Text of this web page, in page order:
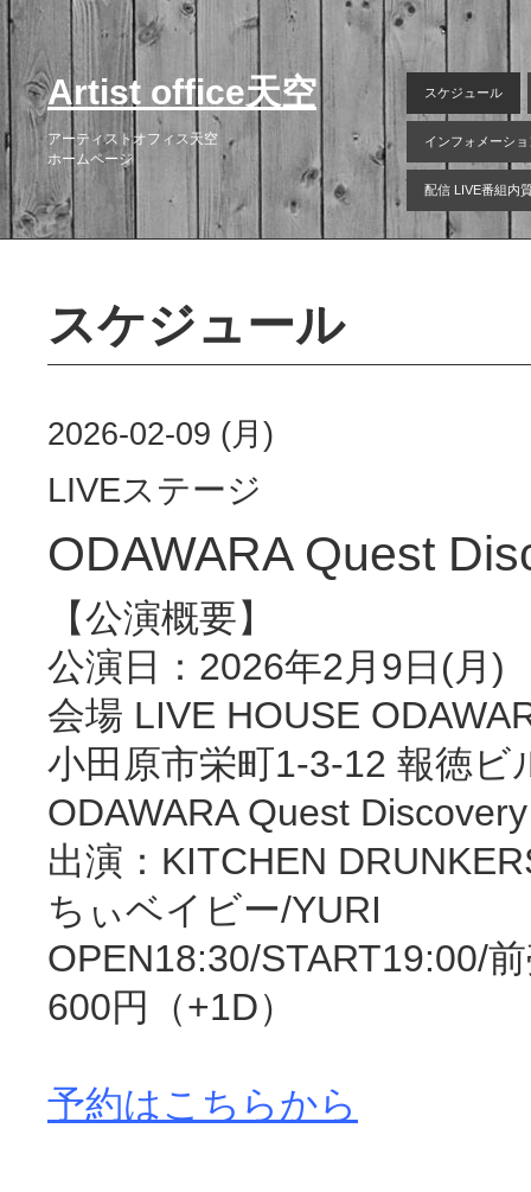
Artist office天空
アーティストオフィス天空
ホームページ
スケジュール
インフォメーショ
配信 LIVE番組内
スケジュール
2026-02-09 (月)
LIVEステージ
ODAWARA Quest
【公演概要】
公演日：2026年2月9日(月)
会場 LIVE HOUSE
小田原市栄町1-3-12 報徳ビ
ODAWARA Quest Discovery
出演：KITCHEN
ちぃベイビー/YURI
OPEN18:30/START19:00/
600円（+1D）
予約はこちらから